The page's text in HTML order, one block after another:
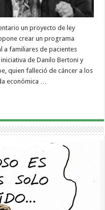
un proyecto de ley
crear un programa
a familiares de pacientes
de Danilo Bertoni y
quien falleció de cáncer a los
económica …